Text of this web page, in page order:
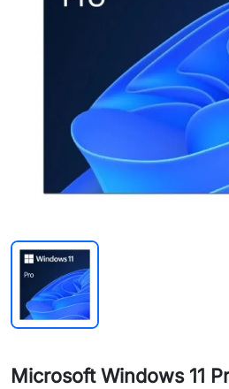
Microsoft Windows 11